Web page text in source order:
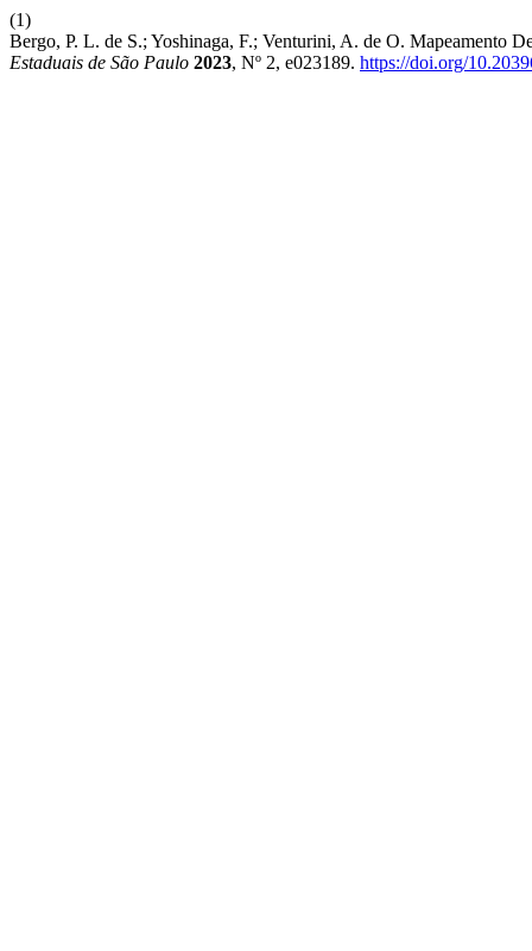
(1)
Bergo, P. L. de S.; Yoshinaga, F.; Venturini, A. de O. Mapeamento
Estaduais de São Paulo 2023, Nº 2, e023189. https://doi.org/